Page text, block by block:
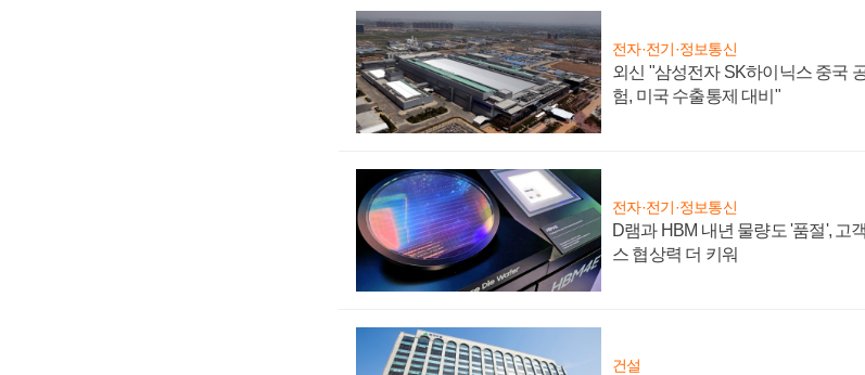
전자·전기·정보통신
외신 "삼성전자 SK하이닉스 중국
험, 미국 수출통제 대비"
전자·전기·정보통신
D램과 HBM 내년 물량도 '품절', 고
스 협상력 더 키워
건설